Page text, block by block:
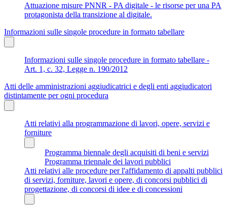
Attuazione misure PNNR - PA digitale - le risorse per una PA
protagonista della transizione al digitale.
Informazioni sulle singole procedure in formato tabellare
Informazioni sulle singole procedure in formato tabellare -
Art. 1, c. 32, Legge n. 190/2012
Atti delle amministrazioni aggiudicatrici e degli enti aggiudicatori
distintamente per ogni procedura
Atti relativi alla programmazione di lavori, opere, servizi e
forniture
Programma biennale degli acquisiti di beni e servizi
Programma triennale dei lavori pubblici
Atti relativi alle procedure per l'affidamento di appalti pubblici
di servizi, forniture, lavori e opere, di concorsi pubblici di
progettazione, di concorsi di idee e di concessioni